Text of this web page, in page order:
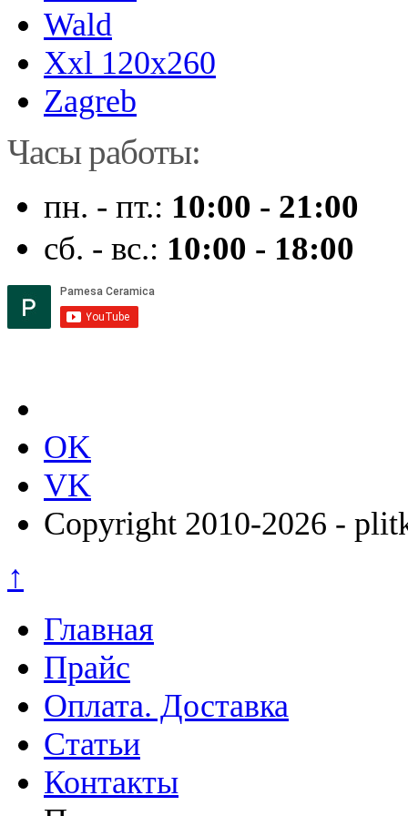
Wald
Xxl 120x260
Zagreb
Часы работы:
пн. - пт.: 10:00 - 21:00
сб. - вс.: 10:00 - 18:00
OK
VK
Copyright 2010-2026 -
↑
Главная
Прайс
Оплата. Доставка
Статьи
Контакты